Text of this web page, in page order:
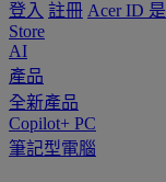
登入 註冊 Acer ID
Store
AI
產品
全新產品
Copilot+ PC
筆記型電腦